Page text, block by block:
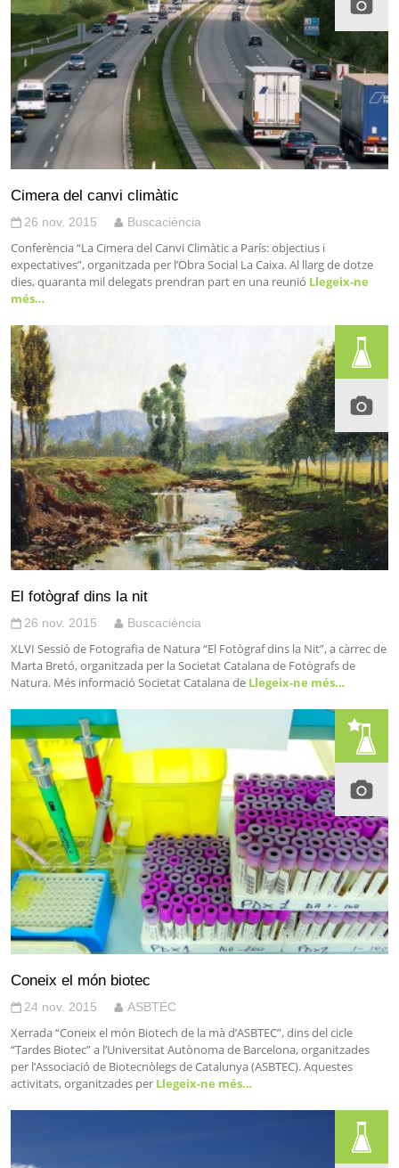
Cimera del canvi climàtic
26 nov. 2015 Buscaciència
Conferència “La Cimera del Canvi Climàtic a París: objectius i
expectatives”, organitzada per l’Obra Social La Caixa. Al llarg de dotze
dies, quaranta mil delegats prendran part en una reunió Llegeix-ne
més…
El fotògraf dins la nit
26 nov. 2015 Buscaciència
XLVI Sessió de Fotografia de Natura “El Fotògraf dins la Nit”, a càrrec de
Marta Bretó, organitzada per la Societat Catalana de Fotògrafs de
Natura. Més informació Societat Catalana de Llegeix-ne més…
Coneix el món biotec
24 nov. 2015 ASBTEC
Xerrada “Coneix el món Biotech de la mà d’ASBTEC”, dins del cicle
“Tardes Biotec” a l’Universitat Autònoma de Barcelona, organitzades
per l’Associació de Biotecnòlegs de Catalunya (ASBTEC). Aquestes
activitats, organitzades per Llegeix-ne més…